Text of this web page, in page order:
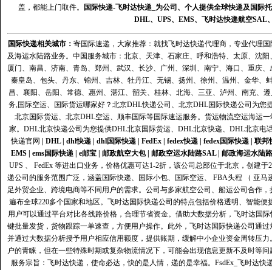
盖，都能上门取件。
国际快递-飞时达快递_为公司、个人提供全球快递及国际
DHL、 UPS、 EMS、 飞时达快递航空SAL
国际快递相关城市： 寄国际速递，大家推荐：就找飞时达快递代理商，专业代理
及海运水陆路业务。中国服务城市：北京、天津、石家庄、呼和浩特、太原、沈
厦门、南昌、济南、青岛、郑州、武汉、长沙、广州、深圳、南宁、海口、重庆
秦皇岛、包头、丹东、锦州、吉林、牡丹江、无锡、扬州、徐州、温州、金华
昌、襄阳、岳阳、常德、惠州、湛江、韶关、桂林、北海、三亚、泸州、南充、
务,国际空运、国际货运哪家好？北京DHL快递公司、北京DHL国际快递公司为
北京国际货运、北京DHL空运、顺丰国际等国际速运服务。货运物流空运海运
家。DHL北京快递公司为您提供DHL北京国际货运、DHL北京快递、DHL北京电
快递官网
DHL| dhl快递| dhl国际快递| FedEx| fedex快递| fedex国际快递| 联邦
EMS| ems国际快递| e邮宝| 邮政航空大包| 邮政空运水陆路SAL| 邮政海运水陆路
UPS 、 FedEx 等进出口业务，价格优惠可达1-2折，该公司总部位于北京，创建
递公司的服务范围广泛，涵盖国际快递、国际小包、国际空运、 FBA头程 （ 亚
足外贸企业、跨境电商等不同用户的需求。公司与多家航空公司、船运公司合作
遍布全球220多个国家和地区。飞时达国际快递公司的特点包括价格透明、智能
用户可以通过平台对比各线路价格，合理节省资金。借助大数据分析，飞时达国
键批量发货，货物跟踪一单速查，方便用户操作。此外，飞时达国际快递公司通
并通过大数据分析授予用户相应信用额度，提供账期，缓解中小企业资金周转压
户的青睐，但在一些特殊时期或复杂物流情况下，可能会出现信息更新不及时等
服务宗旨：飞时达快递，使命必达，快的是人情，递的是幸福。FsdEx_飞时达